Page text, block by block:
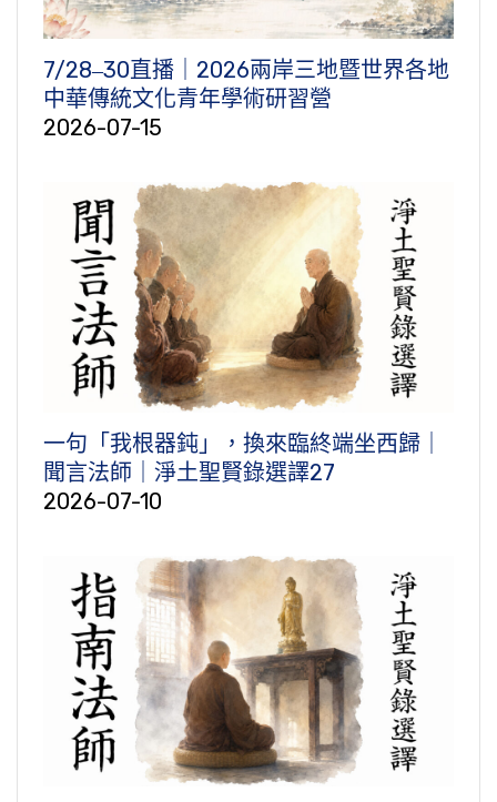
7/28‒30直播｜2026兩岸三地暨世界各地
中華傳統文化青年學術研習營
2026-07-15
一句「我根器鈍」，換來臨終端坐西歸｜
聞言法師｜淨土聖賢錄選譯27
2026-07-10